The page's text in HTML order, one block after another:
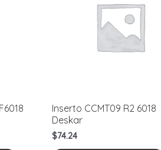
Inserto CCMT09 R2 6018
Deskar
$74.24